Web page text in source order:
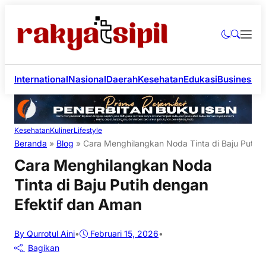
InternationalNasionalDaerahKesehatanEdukasiBusiness
KesehatanKulinerLifestyle
Beranda » Blog » Cara Menghilangkan Noda Tinta di Baju Putih
Cara Menghilangkan Noda
Tinta di Baju Putih dengan
Efektif dan Aman
By Qurrotul Aini• Februari 15, 2026•
Bagikan